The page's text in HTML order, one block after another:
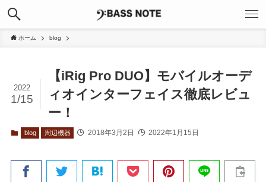
ホーム blog
【iRig Pro DUO】モバイルオーデ
ィオインターフェイス徹底レビュ
ー！
2022
1/15
blog 周辺機器 2018年3月2日 2022年1月15日